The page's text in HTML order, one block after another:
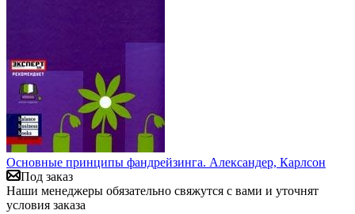
Основные принципы фандрейзинга. Александер, Карлсон
Под заказ
Наши менеджеры обязательно свяжутся с вами и уточнят
условия заказа